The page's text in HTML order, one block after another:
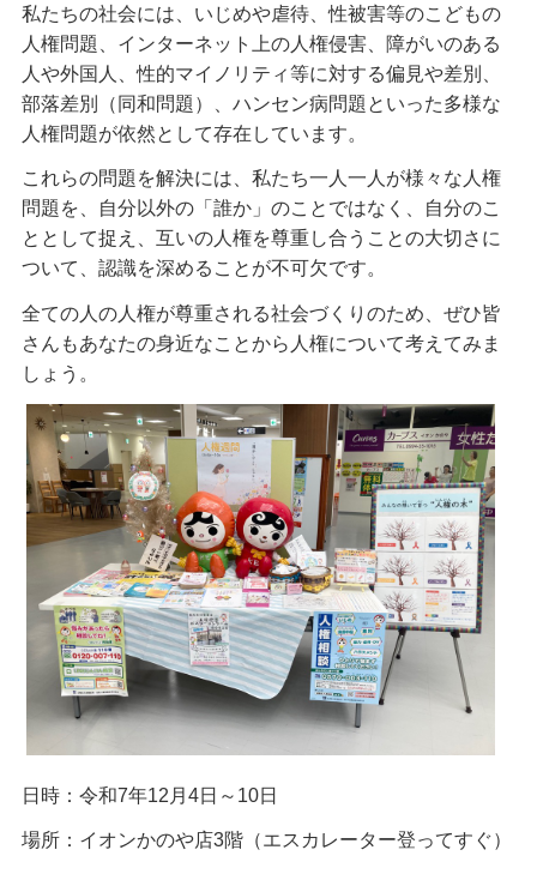
私たちの社会には、いじめや虐待、性被害等のこどもの
人権問題、インターネット上の人権侵害、障がいのある
人や外国人、性的マイノリティ等に対する偏見や差別、
部落差別（同和問題）、ハンセン病問題といった多様な
人権問題が依然として存在しています。
これらの問題を解決には、私たち一人一人が様々な人権
問題を、自分以外の「誰か」のことではなく、自分のこ
ととして捉え、互いの人権を尊重し合うことの大切さに
ついて、認識を深めることが不可欠です。
全ての人の人権が尊重される社会づくりのため、ぜひ皆
さんもあなたの身近なことから人権について考えてみま
しょう。
日時：令和7年12月4日～10日
場所：イオンかのや店3階（エスカレーター登ってすぐ）